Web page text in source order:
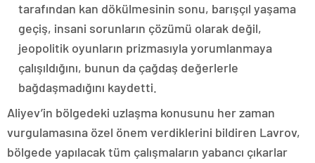
tarafından kan dökülmesinin sonu, barışçıl yaşama
geçiş, insani sorunların çözümü olarak değil,
jeopolitik oyunların prizmasıyla yorumlanmaya
çalışıldığını, bunun da çağdaş değerlerle
bağdaşmadığını kaydetti.
Aliyev’in bölgedeki uzlaşma konusunu her zaman
vurgulamasına özel önem verdiklerini bildiren Lavrov,
bölgede yapılacak tüm çalışmaların yabancı çıkarlar